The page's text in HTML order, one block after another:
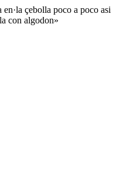
çebolla poco a poco asi
con algodon»